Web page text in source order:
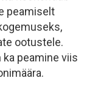
peamiselt
ootustele.
peamine viis